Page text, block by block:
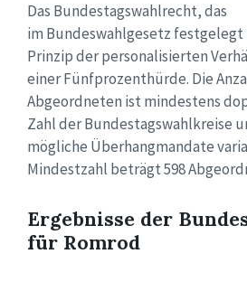
Das Bundestagswahlrecht, das
im Bundeswahlgesetz
Prinzip der personalisierten
einer Fünfprozenthürde. Die
Abgeordneten ist mindestens
Zahl der Bundestagswahlkreise
mögliche Überhangmandate
Mindestzahl beträgt 598
Ergebnisse der
für Romrod